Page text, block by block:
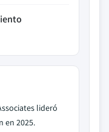
lideró
en 2025.